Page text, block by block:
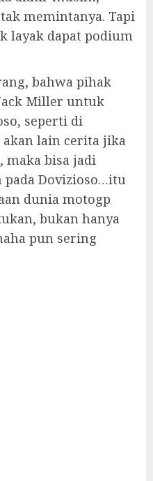
memintanya. Tapi
layak dapat podium
bahwa pihak
Miller untuk
seperti di
lain cerita jika
bisa jadi
Dovizioso…itu
dunia motogp
bukan hanya
pun sering